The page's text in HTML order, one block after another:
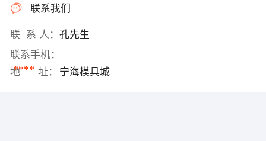
联系我们
联 系 人： 孔先生
联系手机：
****
地 址： 宁海模具城